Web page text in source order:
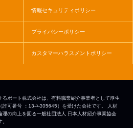
情報セキュリティポリシー
プライバシーポリシー
カスタマーハラスメントポリシー